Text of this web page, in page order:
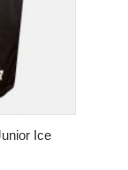
Ice